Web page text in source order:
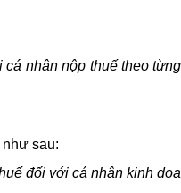
nhân nộp thuế theo
sau:
đối với cá nhân kinh